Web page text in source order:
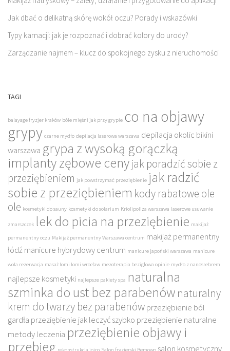
Jak dbać o delikatną skórę wokół oczu? Porady i wskazówki
Typy karnacji: jak je rozpoznać i dobrać kolory do urody?
Zarządzanie najmem – klucz do spokojnego zysku z nieruchomości
TAGI
balayage fryzjer kraków bóle mięśni jak przy grypie co na objawy
grypy czarne mydło depilacja laserowa warszawa depilacja okolic bikini
warszawa grypa z wysoką gorączką
implanty zębowe cenyjak poradzić sobie z
przeziębieniem jak powstrzymać przeziębienie jak radzić
sobie z przeziębieniem kody rabatowe ole
ole kosmetyki do sauny kosmetyki do solarium Kriolipoliza warszawa laserowe usuwanie
zmarszczek lek do picia na przeziębienie makijaż
permanentny oczu Makijaż permanentny Warszawa centrum makijaż permanentny
łódź manicure hybrydowy centrum manicure japoński warszawa manicure
wola rezerwacja masaż lomi lomi wrocław mezoterapia bezigłowa opinie mydło z nanosrebrem
najlepsze kosmetyki najlepsze pakiety spa naturalna
szminka do ust bez parabenów naturalny
krem do twarzy bez parabenówprzeziębienie ból
gardła przeziębienie jak leczyć szybko przeziębienie naturalne
metody leczenia przeziębienie objawy i
przebieg rekonstrukcja joico Salon fryzjerski Bemowo salon kosmetyczny